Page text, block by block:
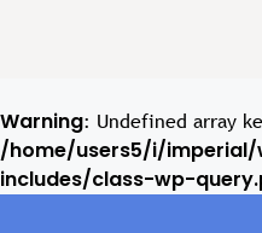
Warning: Undefined array
/home/users5/i/imperial/
includes/class-wp-